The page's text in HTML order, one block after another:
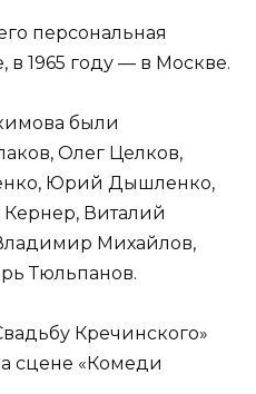
персональная
в 1965 году — в Москве.
были
Олег Целков,
Юрий Дышленко,
Кернер, Виталий
Михайлов,
Тюльпанов.
Кречинского»
сцене «Комеди